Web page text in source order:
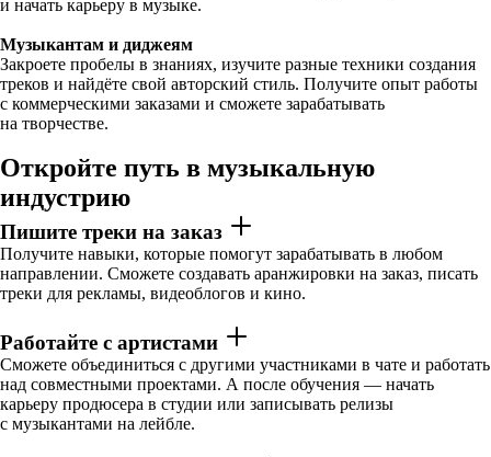
и начать карьеру в музыке.
Музыкантам и диджеям
Закроете пробелы в знаниях, изучите разные техники создания
треков и найдёте свой авторский стиль. Получите опыт работы
с коммерческими заказами и сможете зарабатывать
на творчестве.
Откройте путь в музыкальную
индустрию
Пишите треки на заказ
Получите навыки, которые помогут зарабатывать в любом
направлении. Сможете создавать аранжировки на заказ, писать
треки для рекламы, видеоблогов и кино.
Работайте с артистами
Сможете объединиться с другими участниками в чате и работать
над совместными проектами. А после обучения — начать
карьеру продюсера в студии или записывать релизы
с музыкантами на лейбле.